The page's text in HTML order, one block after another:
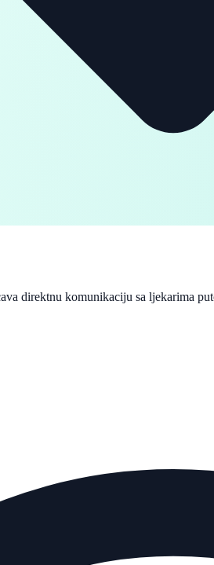
direktnu komunikaciju sa ljekarima